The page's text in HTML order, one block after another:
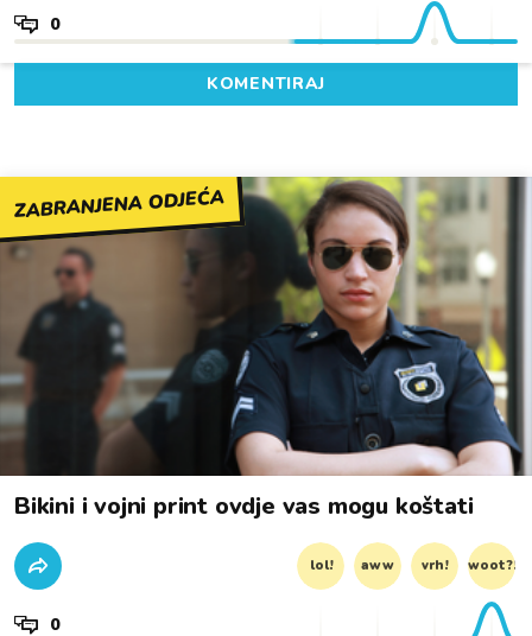
0
KOMENTIRAJ
ZABRANJENA ODJEĆA
Bikini i vojni print ovdje vas mogu koštati
lol! aww vrh! woot?!
0